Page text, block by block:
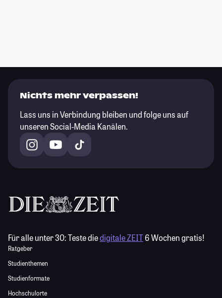
Nichts mehr verpassen!
Lass uns in Verbindung bleiben und folge uns auf
unseren Social-Media Kanälen.
Für alle unter 30:Teste diedigitale ZEIT6 Wochen gratis!
Ratgeber
Studienthemen
Studienformate
Hochschulorte